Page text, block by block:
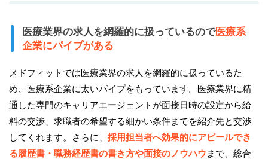
医療業界の求人を網羅的に扱っているので医療系
企業にパイプがある
メドフィットでは医療業界の求人を網羅的に扱っているた
め、医療系企業に太いパイプをもっています。医療業界に精
通した専門のキャリアエージェントが面接日時の設定から給
料の交渉、求職者の希望する細かい条件までを紹介先と交渉
してくれます。さらに、 採用担当者へ効果的にアピールでき
る履歴書・職務経歴書の書き方や面接のノウハウ まで、総合